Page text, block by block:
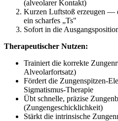
(alveolarer Kontakt)
Kurzen Luftstoß erzeugen —
ein scharfes „Ts"
Sofort in die
Therapeutischer Nutzen:
Trainiert die korrekte
Alveolarfortsatz)
Fördert die Zungenspitzen-
Sigmatismus-Therapie
Übt schnelle, präzise
(Zungengeschicklichkeit)
Stärkt die intrinsische